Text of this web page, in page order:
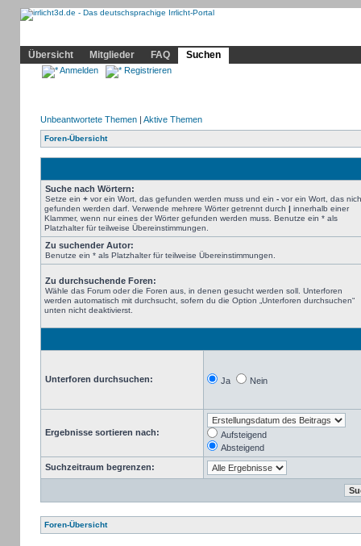
Übersicht
Mitglieder FAQ Suchen
Anmelden Registrieren
Unbeantwortete Themen| Aktive Themen
Foren-Übersicht
Suche nach Wörtern:
Setze ein +vor ein Wort, das gefunden werden muss und ein -vor ein Wort, das
gefunden werden darf. Verwende mehrere Wörter getrennt durch | innerhalb einer
Klammer, wenn nur eines der Wörter gefunden werden muss. Benutze ein * als
Platzhalter für teilweise Übereinstimmungen.
Zu suchender Autor:
Benutze ein * als Platzhalter für teilweise Übereinstimmungen.
Zu durchsuchende Foren:
Wähle das Forum oder die Foren aus, in denen gesucht werden soll. Unterforen
werden automatisch mit durchsucht, sofern du die Option „Unterforen durchsuchen“
unten nicht deaktivierst.
Unterforen durchsuchen: Ja Nein
Ergebnisse sortieren nach:
Aufsteigend
Absteigend
Suchzeitraum begrenzen:
Foren-Übersicht